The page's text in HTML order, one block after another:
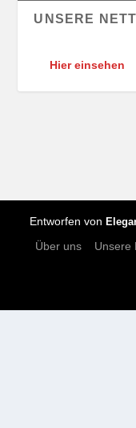
UNSERE
Hier einsehen
Entworfen von
Über uns Unsere